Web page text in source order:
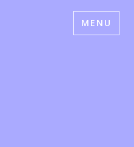
MENU